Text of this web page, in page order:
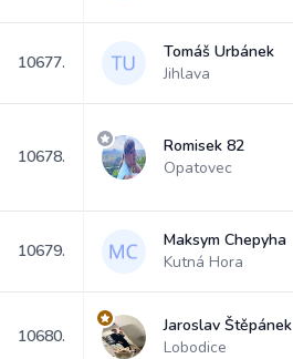
10677.
Tomáš Urbánek
Jihlava
10678.
Romisek 82
Opatovec
10679.
Maksym Chepyha
Kutná Hora
10680.
Jaroslav Štěpánek
Lobodice